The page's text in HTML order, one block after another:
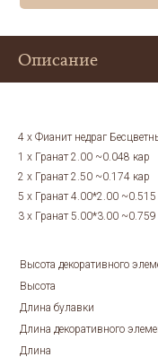
Описание
4 x Фианит недраг
1 x Гранат 2.00 ~0.048 кар
2 x Гранат 2.50 ~0.174 кар
5 x Гранат 4.00*2.00 ~0.515
3 x Гранат 5.00*3.00 ~0.759
Высота декоративного
Высота
Длина булавки
Длина декоративного
Длина